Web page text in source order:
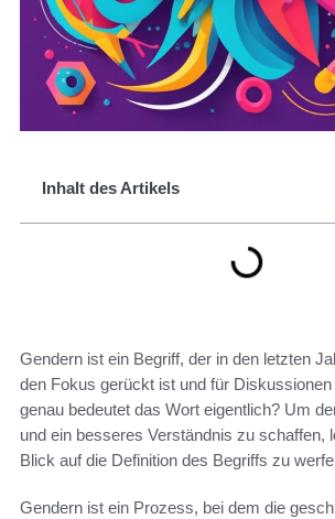
Inhalt des Artikels
Gendern ist ein Begriff, der in den letzten
den Fokus gerückt ist und für
genau bedeutet das Wort eigentlich? Um
und ein besseres Verständnis zu schaffen,
Blick auf die Definition des Begriffs zu
Gendern ist ein Prozess, bei dem die